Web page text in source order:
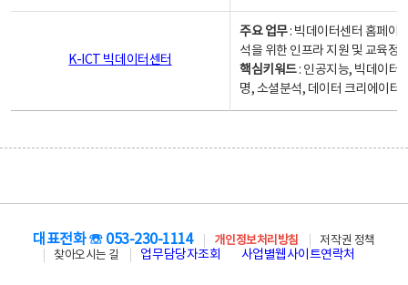
K-ICT 빅데이터센터
주요 업무: 빅데이터센터 홈페이
석을 위한 인프라 지원 및 교육정
핵심키워드: 인공지능, 빅데이터,
명, 소셜분석, 데이터 크리에이터
대표전화 ☏ 053-230-1114 개인정보처리방침
저작권 정책
찾아오시는 길
업무담당자조회 사업별웹사이트연락처